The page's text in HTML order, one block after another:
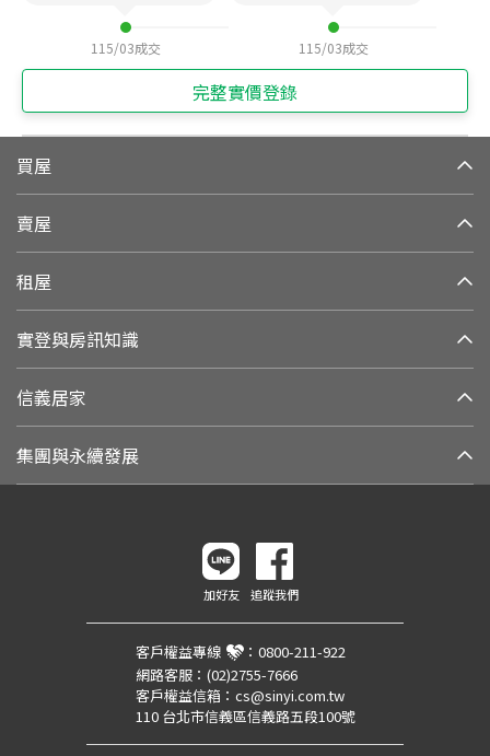
115/03成交 115/03成交
完整實價登錄
買屋
賣屋
租屋
實登與房訊知識
信義居家
集團與永續發展
加好友 追蹤我們
客戶權益專線 ： 0800-211-922
網路客服： (02)2755-7666
客戶權益信箱： cs@sinyi.com.tw
110 台北市信義區信義路五段100號